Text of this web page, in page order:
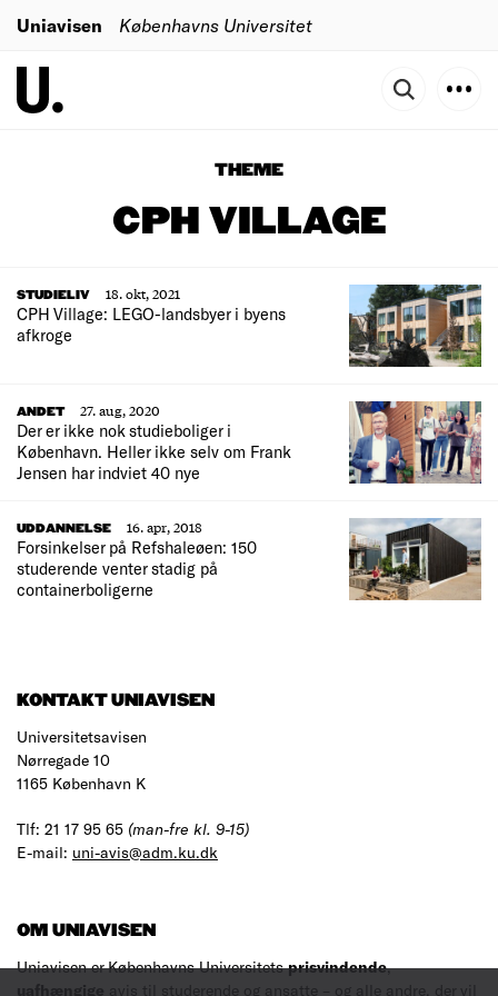
Uniavisen Københavns Universitet
THEME
CPH VILLAGE
STUDIELIV
18. okt, 2021
CPH Village: LEGO-landsbyer i byens
afkroge
ANDET
27. aug, 2020
Der er ikke nok studieboliger i
København. Heller ikke selv om Frank
Jensen har indviet 40 nye
UDDANNELSE
16. apr, 2018
Forsinkelser på Refshaleøen: 150
studerende venter stadig på
containerboligerne
KONTAKT UNIAVISEN
Universitetsavisen
Nørregade 10
1165 København K
Tlf: 21 17 95 65 (man-fre kl. 9-15)
E-mail: uni-avis@adm.ku.dk
OM UNIAVISEN
Uniavisen er Københavns Universitetsprisvindende,
uafhængige avis til studerende og ansatte – og alle andre, der vil